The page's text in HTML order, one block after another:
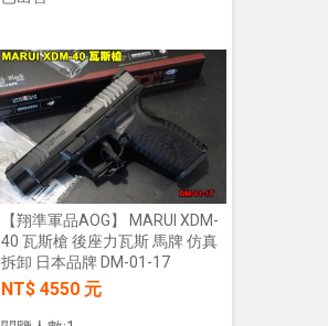
【翔準】WoSporT 摺疊導
03 MOLLE掛載 戰術背心胸
前手機板載體 E0100
NT$350元
加入購物車
加入購物車
【翔準軍品AOG】 MARUI XDM-
40 瓦斯槍 後座力瓦斯 馬牌 仿真
拆卸 日本品牌 DM-01-17
NT$ 4550 元